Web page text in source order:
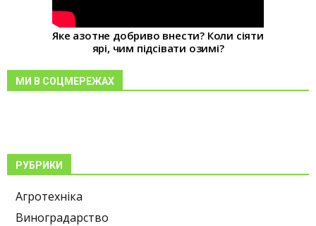
Яке азотне добриво внести? Коли сіяти
ярі, чим підсівати озимі?
МИ В СОЦМЕРЕЖАХ
РУБРИКИ
Агротехніка
Виноградарство